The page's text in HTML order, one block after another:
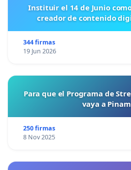
Instituir el 14 de Junio
creador de contenido
344 firmas
19 Jun 2026
Para que el Programa de
vaya a
250 firmas
8 Nov 2025